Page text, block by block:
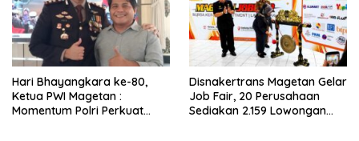
Hari Bhayangkara ke-80,
Ketua PWI Magetan :
Momentum Polri Perkuat
Disnakertrans Magetan Gelar
Job Fair, 20 Perusahaan
Sediakan 2.159 Lowongan